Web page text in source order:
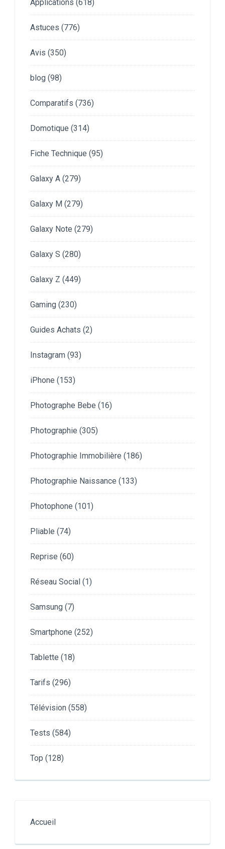
Applications (618)
Astuces (776)
Avis (350)
blog (98)
Comparatifs (736)
Domotique (314)
Fiche Technique (95)
Galaxy A (279)
Galaxy M (279)
Galaxy Note (279)
Galaxy S (280)
Galaxy Z (449)
Gaming (230)
Guides Achats (2)
Instagram (93)
iPhone (153)
Photographe Bebe (16)
Photographie (305)
Photographie Immobilière (186)
Photographie Naissance (133)
Photophone (101)
Pliable (74)
Reprise (60)
Réseau Social (1)
Samsung (7)
Smartphone (252)
Tablette (18)
Tarifs (296)
Télévision (558)
Tests (584)
Top (128)
Accueil